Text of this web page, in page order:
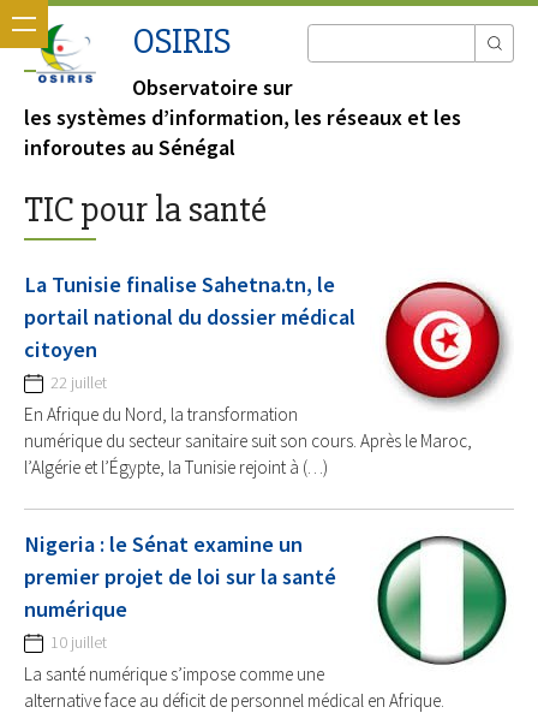
OSIRIS
Observatoire sur
les systèmes d’information, les réseaux et les
inforoutes au Sénégal
TIC pour la santé
La Tunisie finalise Sahetna.tn, le
portail national du dossier médical
citoyen
22 juillet
En Afrique du Nord, la transformation
numérique du secteur sanitaire suit son cours. Après le Maroc,
l’Algérie et l’Égypte, la Tunisie rejoint à (…)
Nigeria : le Sénat examine un
premier projet de loi sur la santé
numérique
10 juillet
La santé numérique s’impose comme une
alternative face au déficit de personnel médical en Afrique.